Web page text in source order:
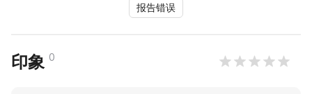
报告错误
印象 0